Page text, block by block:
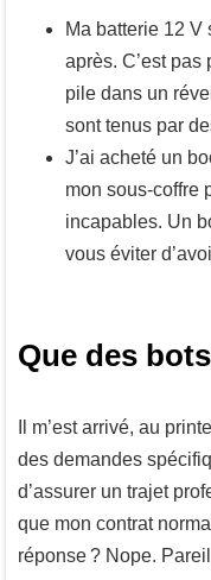
Ma batterie 12 V
après. C’est
pile dans un
sont tenus par
J’ai acheté un
mon sous-coffre
incapables. Un
vous éviter
Que des
Il m’est arrivé, au
des demandes
d’assurer un trajet
que mon contrat
réponse ? Nope.